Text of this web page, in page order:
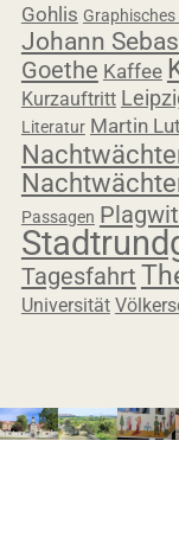
Gohlis Graphisches
Johann
Goethe Kaffee
Kurzauftritt
Literatur Martin
Passagen
Tagesfahrt
Universität